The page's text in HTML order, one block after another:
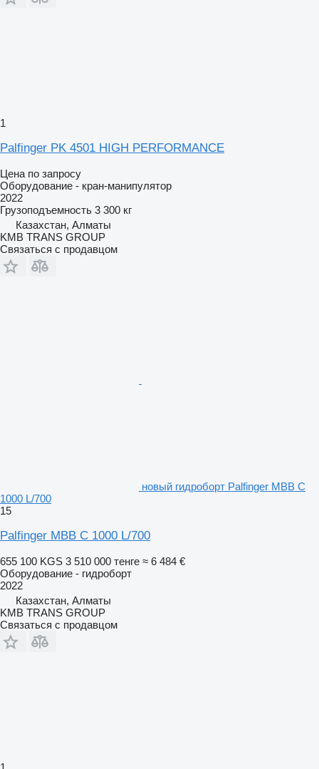
1
Palfinger PK 4501 HIGH PERFORMANCE
Цена по запросу
Оборудование - кран-манипулятор
2022
Грузоподъемность 3 300 кг
Казахстан, Алматы
KMB TRANS GROUP
Связаться с продавцом
новый гидроборт Palfinger МВВ С
1000 L/700
15
Palfinger МВВ С 1000 L/700
655 100 KGS 3 510 000 тенге ≈ 6 484 €
Оборудование - гидроборт
2022
Казахстан, Алматы
KMB TRANS GROUP
Связаться с продавцом